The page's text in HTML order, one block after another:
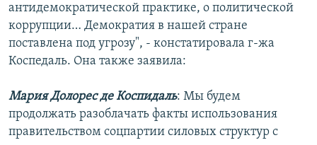
антидемократической практике, о политической
коррупции… Демократия в нашей стране
поставлена под угрозу", - констатировала г-жа
Коспедаль. Она также заявила:
Мария Долорес де Коспидаль: Мы будем
продолжать разоблачать факты использования
правительством соцпартии силовых структур с